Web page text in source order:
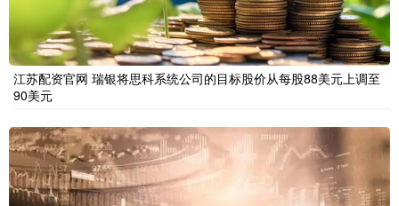
江苏配资官网 瑞银将思科系统公司的目标股价从每股88美元上调至
90美元